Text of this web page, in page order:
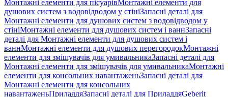
Монтажні елементи для пісуарівМонтажні елементи для
душових систем з водовідводом у стініЗапасні деталі для
Монтажні елементи для душових систем з водовідводом у
стініМонтажні елементи для душових систем і ваннЗапасні
деталі для Монтажні елементи для душових систем і
ваннМонтажні елементи для душових перегородокМонтажні
елементи для змішувачів для умивальникаЗапасні деталі для
Монтажні елементи для змішувачів для умивальникаМонтажні
елементи для консольних навантаженьЗапасні деталі для
Монтажні елементи для консольних
навантаженьПриладдяЗапасні деталі для ПриладдяGeberit